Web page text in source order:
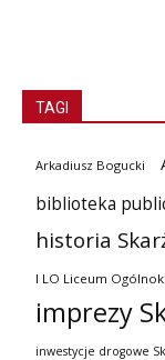
TAGI
Arkadiusz Bogucki
biblioteka
historia
I LO Liceum
imprezy
inwestycje drogowe